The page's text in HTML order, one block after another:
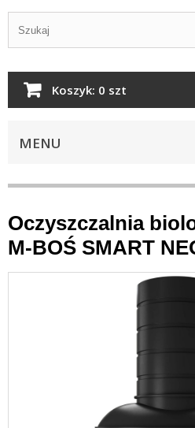
Koszyk: 0 szt
MENU
Oczyszczalnia
M-BOŚ SMART